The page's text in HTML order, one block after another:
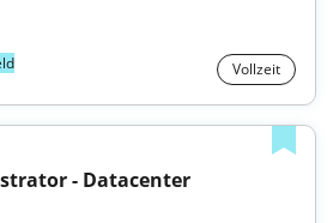
Vollzeit
- Datacenter